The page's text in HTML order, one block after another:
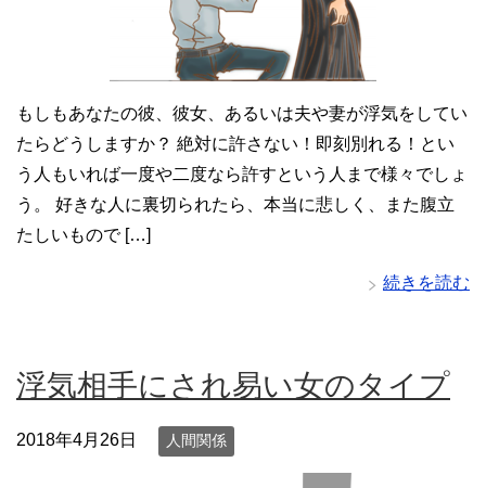
もしもあなたの彼、彼女、あるいは夫や妻が浮気をしてい
たらどうしますか？ 絶対に許さない！即刻別れる！とい
う人もいれば一度や二度なら許すという人まで様々でしょ
う。 好きな人に裏切られたら、本当に悲しく、また腹立
たしいもので […]
続きを読む
浮気相手にされ易い女のタイプ
2018年4月26日 人間関係